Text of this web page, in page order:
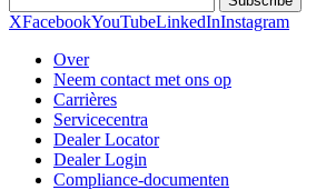
XFacebookYouTubeLinkedInInstagram
Over
Neem contact met ons op
Carrières
Servicecentra
Dealer Locator
Dealer Login
Compliance-documenten